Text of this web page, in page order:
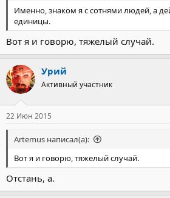
Именно, знаком я с сотнями людей, а
единицы.
Вот я и говорю, тяжелый случай.
Урий
Активный участник
22 Июн 2015
Artemus написал(а):
Вот я и говорю, тяжелый случай.
Отстань, а.